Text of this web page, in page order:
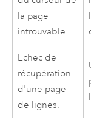
la page
introuvable.
Echec de
récupération
d'une page
de lignes.